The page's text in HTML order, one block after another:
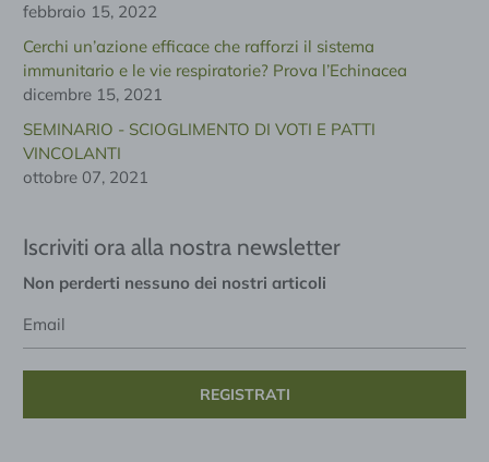
febbraio 15, 2022
Cerchi un’azione efficace che rafforzi il sistema
immunitario e le vie respiratorie? Prova l’Echinacea
dicembre 15, 2021
SEMINARIO - SCIOGLIMENTO DI VOTI E PATTI
VINCOLANTI
ottobre 07, 2021
Iscriviti ora alla nostra newsletter
Non perderti nessuno dei nostri articoli